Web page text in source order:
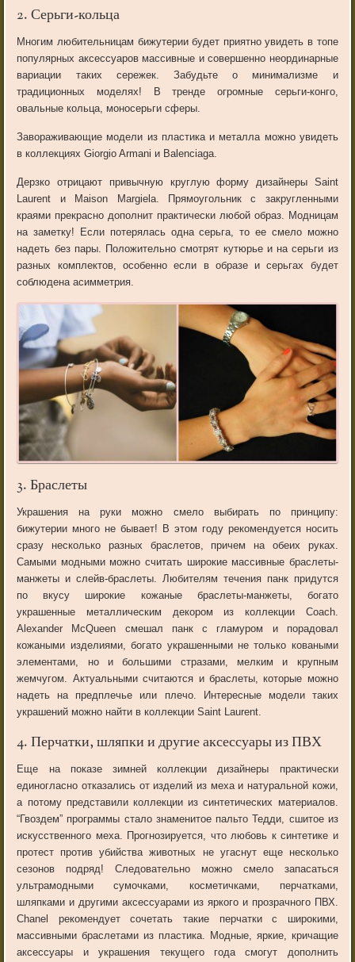
2. Серьги-кольца
Многим любительницам бижутерии будет приятно увидеть в топе
популярных аксессуаров массивные и совершенно неординарные
вариации таких сережек. Забудьте о минимализме и
традиционных моделях! В тренде огромные серьги-конго,
овальные кольца, моносерьги сферы.
Завораживающие модели из пластика и металла можно увидеть
в коллекциях Giorgio Armani и Balenciaga.
Дерзко отрицают привычную круглую форму дизайнеры Saint
Laurent и Maison Margiela. Прямоугольник с закругленными
краями прекрасно дополнит практически любой образ. Модницам
на заметку! Если потерялась одна серьга, то ее смело можно
надеть без пары. Положительно смотрят кутюрье и на серьги из
разных комплектов, особенно если в образе и серьгах будет
соблюдена асимметрия.
3. Браслеты
Украшения на руки можно смело выбирать по принципу:
бижутерии много не бывает! В этом году рекомендуется носить
сразу несколько разных браслетов, причем на обеих руках.
Самыми модными можно считать широкие массивные браслеты-
манжеты и слейв-браслеты. Любителям течения панк придутся
по вкусу широкие кожаные браслеты-манжеты, богато
украшенные металлическим декором из коллекции Coach.
Alexander McQueen смешал панк с гламуром и порадовал
кожаными изделиями, богато украшенными не только коваными
элементами, но и большими стразами, мелким и крупным
жемчугом. Актуальными считаются и браслеты, которые можно
надеть на предплечье или плечо. Интересные модели таких
украшений можно найти в коллекции Saint Laurent.
4. Перчатки, шляпки и другие аксессуары из ПВХ
Еще на показе зимней коллекции дизайнеры практически
единогласно отказались от изделий из меха и натуральной кожи,
а потому представили коллекции из синтетических материалов.
“Гвоздем” программы стало знаменитое пальто Тедди, сшитое из
искусственного меха. Прогнозируется, что любовь к синтетике и
протест против убийства животных не угаснут еще несколько
сезонов подряд! Следовательно можно смело запасаться
ультрамодными сумочками, косметичками, перчатками,
шляпками и другими аксессуарами из яркого и прозрачного ПВХ.
Chanel рекомендует сочетать такие перчатки с широкими,
массивными браслетами из пластика. Модные, яркие, кричащие
аксессуары и украшения текущего года смогут дополнить